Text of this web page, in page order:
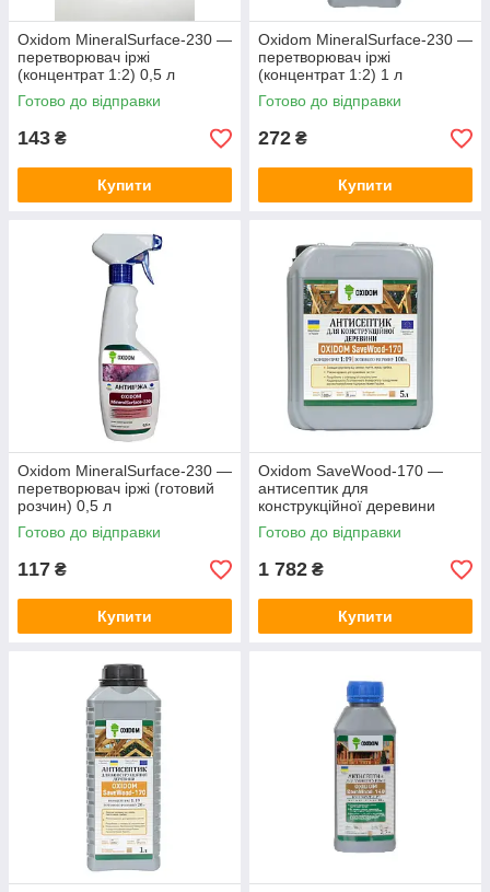
Oxidom MineralSurface-230 —
перетворювач іржі
(концентрат 1:2) 0,5 л
Готово до відправки
143 ₴
Купити
Oxidom MineralSurface-230 —
перетворювач іржі
(концентрат 1:2) 1 л
Готово до відправки
272 ₴
Купити
Oxidom MineralSurface-230 —
перетворювач іржі (готовий
розчин) 0,5 л
Готово до відправки
117 ₴
Купити
Oxidom SaveWood-170 —
антисептик для
конструкційної деревини
(концентрат 1:9-1:19) 5 л
Готово до відправки
1 782 ₴
Купити